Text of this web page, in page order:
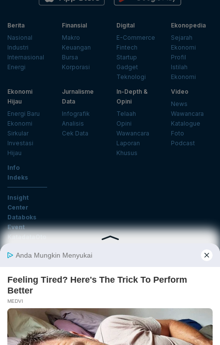
Berita
Nasional
Industri
Internasional
Energi
Finansial
Makro
Keuangan
Bursa
Korporasi
Digital
E-Commerce
Fintech
Startup
Gadget
Teknologi
Ekonopedia
Sejarah
Ekonomi
Profil
Istilah
Ekonomi
Ekonomi
Hijau
Energi Baru
Ekonomi
Sirkular
Investasi
Hijau
Jurnalisme
Data
Infografik
Analisis
Cek Data
In-Depth &
Opini
Telaah
Opini
Wawancara
Laporan
Khusus
Video
News
Wawancara
Katalogue
Foto
Podcast
Info
Indeks
Insight
Center
Databoks
Event
KatadataOto
Email
Daftar